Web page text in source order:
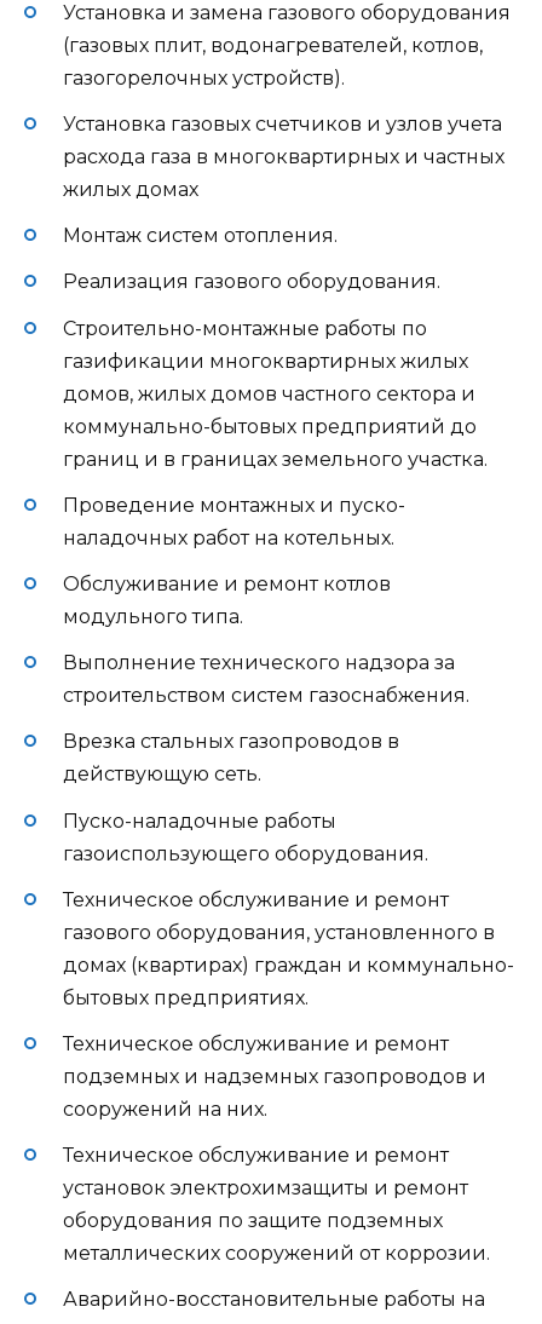
Установка и замена газового оборудования
(газовых плит, водонагревателей, котлов,
газогорелочных устройств).
Установка газовых счетчиков и узлов учета
расхода газа в многоквартирных и частных
жилых домах
Монтаж систем отопления.
Реализация газового оборудования.
Строительно-монтажные работы по
газификации многоквартирных жилых
домов, жилых домов частного сектора и
коммунально-бытовых предприятий до
границ и в границах земельного участка.
Проведение монтажных и пуско-
наладочных работ на котельных.
Обслуживание и ремонт котлов
модульного типа.
Выполнение технического надзора за
строительством систем газоснабжения.
Врезка стальных газопроводов в
действующую сеть.
Пуско-наладочные работы
газоиспользующего оборудования.
Техническое обслуживание и ремонт
газового оборудования, установленного в
домах (квартирах) граждан и коммунально-
бытовых предприятиях.
Техническое обслуживание и ремонт
подземных и надземных газопроводов и
сооружений на них.
Техническое обслуживание и ремонт
установок электрохимзащиты и ремонт
оборудования по защите подземных
металлических сооружений от коррозии.
Аварийно-восстановительные работы на